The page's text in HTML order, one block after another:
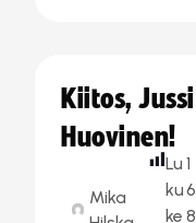
Kiitos, Jussi
Huovinen!
Mika
Lu
ku
ke
1
6
8